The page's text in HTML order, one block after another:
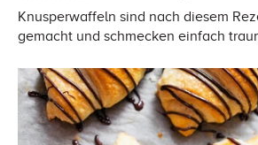
Knusperwaffeln sind nach diesem
gemacht und schmecken einfach